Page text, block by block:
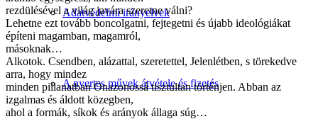
Adatvédelmi irányelvek
A nyertes művek átvétele és fizetés
rezdülésével a világ javára szeretne válni?
Lehetne ezt tovább boncolgatni, fejtegetni és újabb ideológiákat
építeni magamban, magamról,
másoknak…
Alkotok. Csendben, alázattal, szeretettel, Jelenlétben, s törekedve
arra, hogy mindez
minden pillanatban Önazonossá tisztultan történjen. Abban az
izgalmas és áldott közegben,
ahol a formák, síkok és arányok állaga súg…